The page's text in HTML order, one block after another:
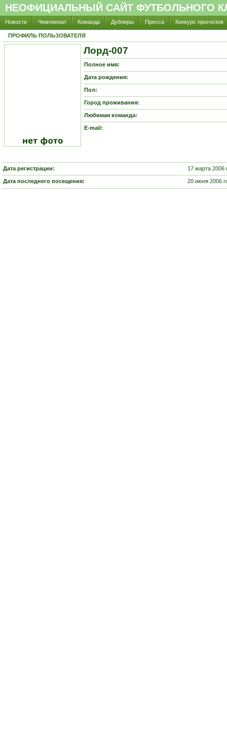
НЕОФИЦИАЛЬНЫЙ САЙТ ФУТБОЛЬНОГО
Новости Чемпионат Команда Дублеры Пресса Конкурс прогнозов
ПРОФИЛЬ ПОЛЬЗОВАТЕЛЯ
Лорд-007
Полное имя:
Дата рождения:
Пол:
Город проживания:
Любимая команда:
E-mail:
Дата регистрации: 17 марта 2006
Дата последнего посещения: 20 июня 2006